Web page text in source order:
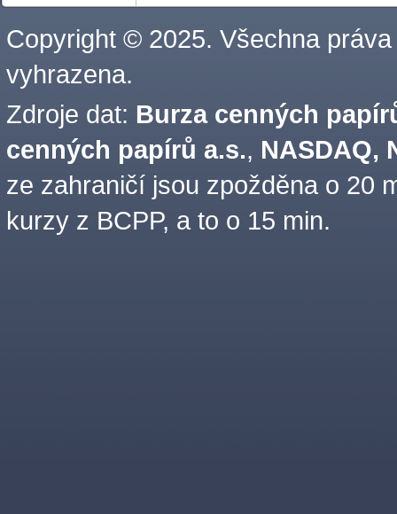
Copyright © 2025. Všechna práva
vyhrazena.
Zdroje dat: Burza cenných
cenných papírů a.s., NASDAQ,
ze zahraničí jsou zpožděna o 20
kurzy z BCPP, a to o 15 min.